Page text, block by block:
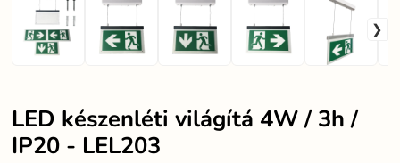
LED készenléti világítá 4W / 3h /
IP20 - LEL203